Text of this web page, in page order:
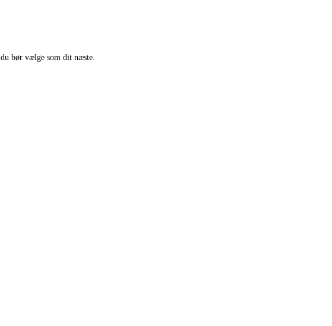
du bør vælge som dit næste.